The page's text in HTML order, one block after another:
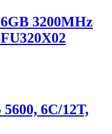
3200MHz
6C/12T,